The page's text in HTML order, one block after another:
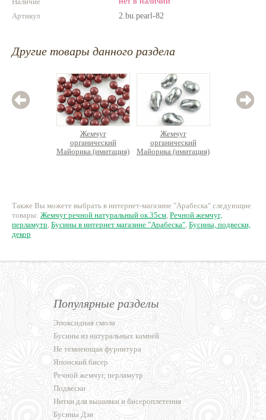
Артикул
2.bu.pearl-82
Другие товары данного раздела
Жемчуг
органический
Майорика (имитация)
Жемчуг
органический
Майорика (имитация)
Также Вы можете выбрать в интернет-магазине "Арабеска" следующие
товары: Жемчуг речной натуральный ок.35см, Речной жемчуг,
перламутр, Бусины в интернет магазине "Арабеска", Бусины, подвески,
декор
Популярные разделы
Эпоксидная смола
Бусины из натуральных камней
Не темнеющая фурнитура
Японский бисер
Речной жемчуг, перламутр
Подвески
Нитки для вышивки и бисероплетения
Бусины Дзи